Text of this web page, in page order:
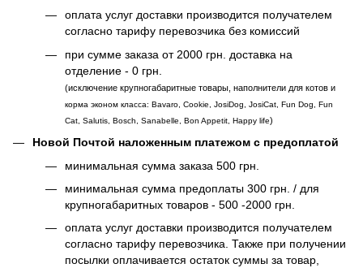
оплата услуг доставки производится получателем
согласно тарифу перевозчика без комиссий
при сумме заказа от 2000 грн. доставка на
отделение - 0 грн.
(исключение крупногабаритные товары, наполнители для котов и
корма эконом класса: Bavaro, Cookie, JosiDog, JosiCat, Fun Dog, Fun
Cat, Salutis, Bosch, Sanabelle, Bon Appetit, Happy life)
Новой Почтой наложенным платежом с предоплатой
минимальная сумма заказа 500 грн.
минимальная сумма предоплаты 300 грн. / для
крупногабаритных товаров - 500 -2000 грн.
оплата услуг доставки производится получателем
согласно тарифу перевозчика. Также при получении
посылки оплачивается остаток суммы за товар,